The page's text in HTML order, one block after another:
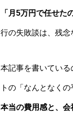
「月5万円で任せ
行の失敗談は、残念
本記事を書いてい
トの「なんとなく
本当の費用感と、会